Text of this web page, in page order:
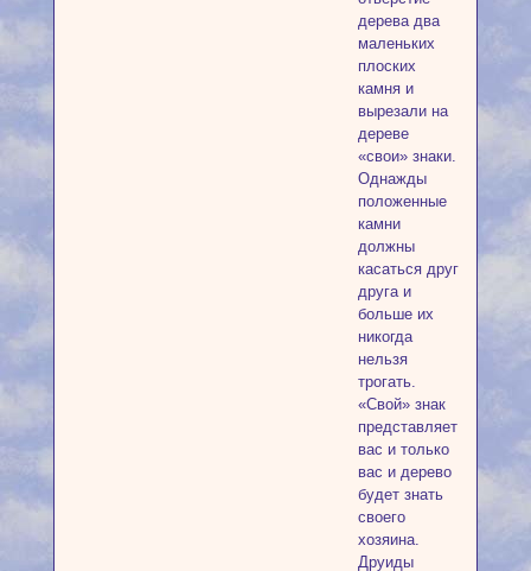
дерева два
маленьких
плоских
камня и
вырезали на
дереве
«свои» знаки.
Однажды
положенные
камни
должны
касаться друг
друга и
больше их
никогда
нельзя
трогать.
«Свой» знак
представляет
вас и только
вас и дерево
будет знать
своего
хозяина.
Друиды